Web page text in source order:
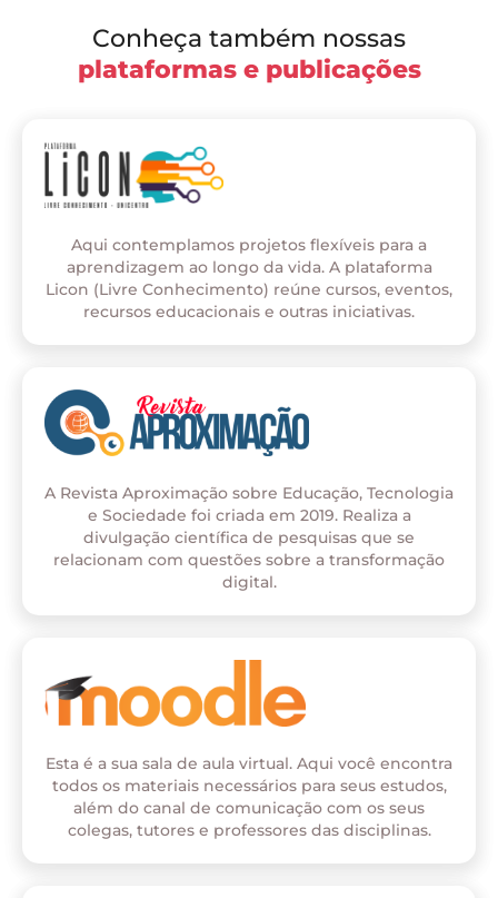
Conheça também nossas
plataformas e publicações
Aqui contemplamos projetos flexíveis para a
aprendizagem ao longo da vida. A plataforma
Licon (Livre Conhecimento) reúne cursos, eventos,
recursos educacionais e outras iniciativas.
A Revista Aproximação sobre Educação, Tecnologia
e Sociedade foi criada em 2019. Realiza a
divulgação científica de pesquisas que se
relacionam com questões sobre a transformação
digital.
Esta é a sua sala de aula virtual. Aqui você encontra
todos os materiais necessários para seus estudos,
além do canal de comunicação com os seus
colegas, tutores e professores das disciplinas.